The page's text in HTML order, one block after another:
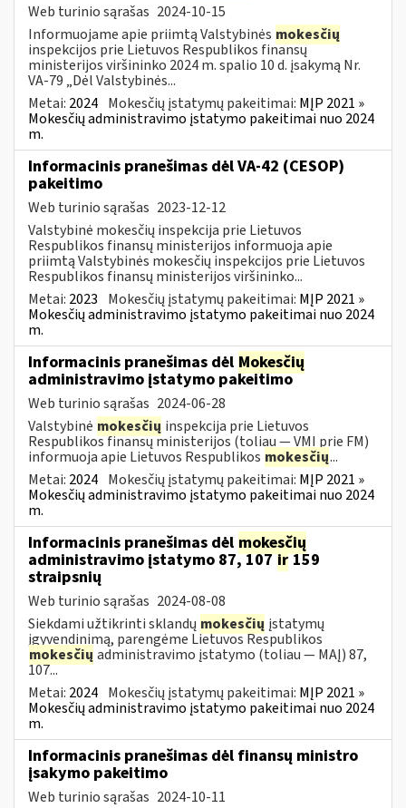
Web turinio sąrašas 2024-10-15
Informuojame apie priimtą Valstybinės mokesčių
inspekcijos prie Lietuvos Respublikos finansų
ministerijos viršininko 2024 m. spalio 10 d. įsakymą Nr.
VA-79 „Dėl Valstybinės...
Metai: 2024 Mokesčių įstatymų pakeitimai: MĮP 2021 »
Mokesčių administravimo įstatymo pakeitimai nuo 2024
m.
Informacinis pranešimas dėl VA-42 (CESOP)
pakeitimo
Web turinio sąrašas 2023-12-12
Valstybinė mokesčių inspekcija prie Lietuvos
Respublikos finansų ministerijos informuoja apie
priimtą Valstybinės mokesčių inspekcijos prie Lietuvos
Respublikos finansų ministerijos viršininko...
Metai: 2023 Mokesčių įstatymų pakeitimai: MĮP 2021 »
Mokesčių administravimo įstatymo pakeitimai nuo 2024
m.
Informacinis pranešimas dėl Mokesčių
administravimo įstatymo pakeitimo
Web turinio sąrašas 2024-06-28
Valstybinė mokesčių inspekcija prie Lietuvos
Respublikos finansų ministerijos (toliau — VMI prie FM)
informuoja apie Lietuvos Respublikos mokesčių...
Metai: 2024 Mokesčių įstatymų pakeitimai: MĮP 2021 »
Mokesčių administravimo įstatymo pakeitimai nuo 2024
m.
Informacinis pranešimas dėl mokesčių
administravimo įstatymo 87, 107ir159
straipsnių
Web turinio sąrašas 2024-08-08
Siekdami užtikrinti sklandų mokesčių įstatymų
įgyvendinimą, parengėme Lietuvos Respublikos
mokesčių administravimo įstatymo (toliau — MAĮ) 87,
107...
Metai: 2024 Mokesčių įstatymų pakeitimai: MĮP 2021 »
Mokesčių administravimo įstatymo pakeitimai nuo 2024
m.
Informacinis pranešimas dėl finansų ministro
įsakymo pakeitimo
Web turinio sąrašas 2024-10-11